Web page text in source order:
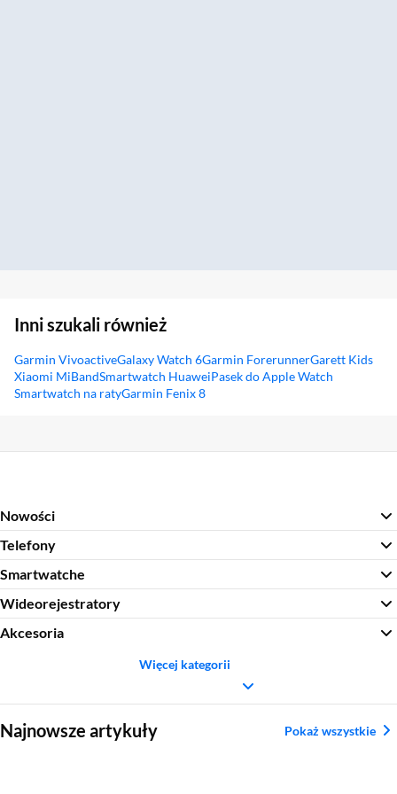
Inni szukali również
Garmin VivoactiveGalaxy Watch 6Garmin ForerunnerGarett Kids
Xiaomi MiBandSmartwatch HuaweiPasek do Apple Watch
Smartwatch na ratyGarmin Fenix 8
Nowości
Telefony
Smartwatche
Wideorejestratory
Akcesoria
Więcej kategorii
Najnowsze artykuły Pokaż wszystkie